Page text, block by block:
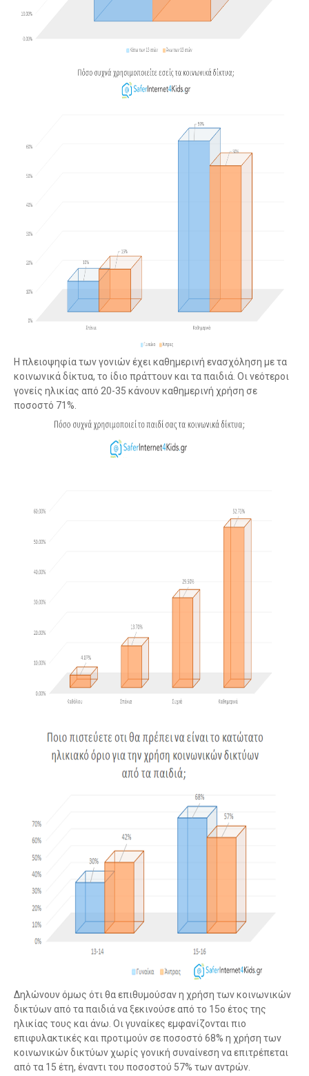
Η πλειοψηφία των γονιών έχει καθημερινή ενασχόληση με τα
κοινωνικά δίκτυα, το ίδιο πράττουν και τα παιδιά. Οι νεότεροι
γονείς ηλικίας από 20-35 κάνουν καθημερινή χρήση σε
ποσοστό 71%.
Δηλώνουν όμως ότι θα επιθυμούσαν η χρήση των κοινωνικών
δικτύων από τα παιδιά να ξεκινούσε από το 15ο έτος της
ηλικίας τους και άνω. Οι γυναίκες εμφανίζονται πιο
επιφυλακτικές και προτιμούν σε ποσοστό 68% η χρήση των
κοινωνικών δικτύων χωρίς γονική συναίνεση να επιτρέπεται
από τα 15 έτη, έναντι του ποσοστού 57% των αντρών.